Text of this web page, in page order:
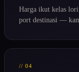
Harga ikut kelas
port destinasi —
// 04